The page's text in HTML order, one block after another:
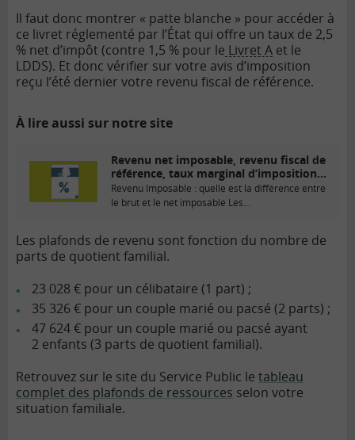
Il faut donc montrer « patte blanche » pour accéder à
ce livret réglementé par l’État qui offre un taux de 2,5
% net d’impôt (contre 1,5 % pour le Livret A et le
LDDS). Et donc vérifier sur votre avis d’imposition
reçu l’été dernier votre revenu fiscal de référence.
À lire aussi sur notre site
Revenu net imposable, revenu fiscal de
référence, taux marginal d’imposition…
Revenu Imposable : quelle est la différence entre
le brut et le net imposable Les...
Les plafonds de revenu sont fonction du nombre de
parts de quotient familial.
23 028 € pour un célibataire (1 part) ;
35 326 € pour un couple marié ou pacsé (2 parts) ;
47 624 € pour un couple marié ou pacsé ayant
2 enfants (3 parts de quotient familial).
Retrouvez sur le site du Service Public le tableau
complet des plafonds de ressources selon votre
situation familiale.